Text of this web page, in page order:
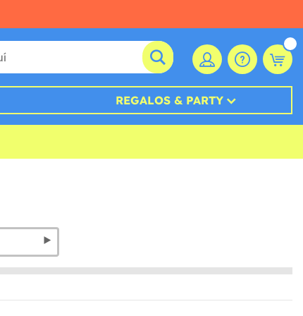
REGALOS & PARTY